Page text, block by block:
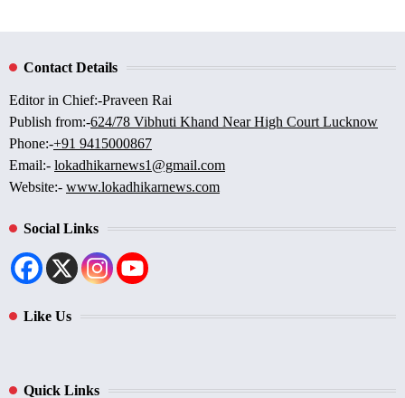
Contact Details
Editor in Chief:-Praveen Rai
Publish from:-624/78 Vibhuti Khand Near High Court Lucknow
Phone:-+91 9415000867
Email:- lokadhikarnews1@gmail.com
Website:- www.lokadhikarnews.com
Social Links
Like Us
Quick Links